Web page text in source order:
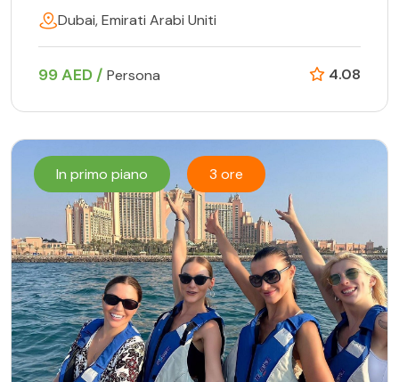
Dubai, Emirati Arabi Uniti
99 AED / Persona 4.08
In primo piano 3 ore